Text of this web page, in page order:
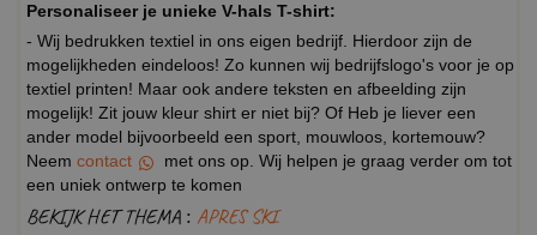
Personaliseer je unieke V-hals T-shirt:
- Wij bedrukken textiel in ons eigen bedrijf. Hierdoor zijn de
mogelijkheden eindeloos! Zo kunnen wij bedrijfslogo's voor je op
textiel printen! Maar ook andere teksten en afbeelding zijn
mogelijk! Zit jouw kleur shirt er niet bij? Of Heb je liever een
ander model bijvoorbeeld een sport, mouwloos, kortemouw?
Neem contact
met ons op. Wij helpen je graag verder om tot
een uniek ontwerp te komen
BEKIJK HET THEMA : APRES SKI